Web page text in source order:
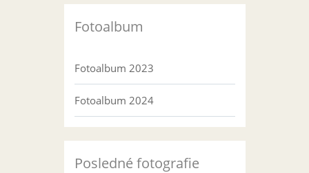
Fotoalbum
Fotoalbum 2023
Fotoalbum 2024
Posledné fotografie